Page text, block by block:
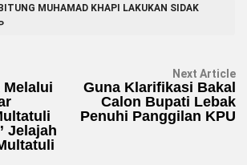
MUHAMAD KHAPI LAKUKAN SIDAK
Melalui
Jelajah
Next Article
Guna Klarifikasi Bakal
Calon Bupati Lebak
Penuhi Panggilan KPU